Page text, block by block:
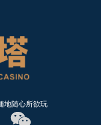
地随心所欲玩